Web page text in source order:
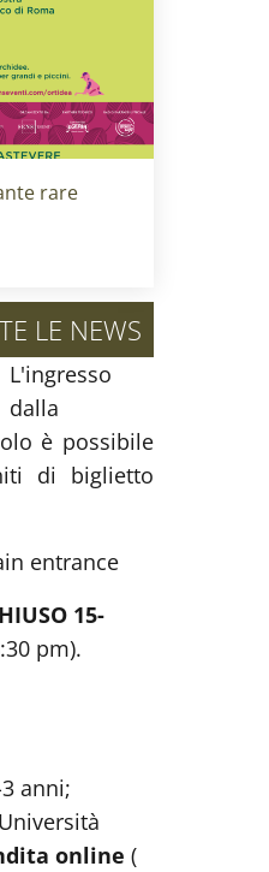
rare
LE NEWS
L'ingresso
dalla
è possibile
di biglietto
entrance
15-
pm).
anni;
online (